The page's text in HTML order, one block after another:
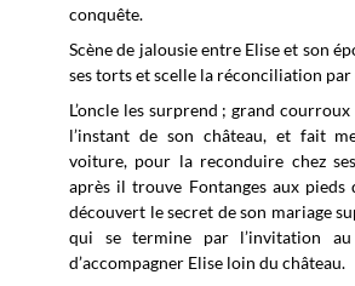
conquête.
Scène de jalousie entre Elise et son
ses torts et scelle la réconciliation par
L’oncle les surprend ; grand
l’instant de son château, et fait
voiture, pour la reconduire chez
après il trouve Fontanges aux pieds
découvert le secret de son mariage
qui se termine par l’invitation au
d’accompagner Elise loin du château.